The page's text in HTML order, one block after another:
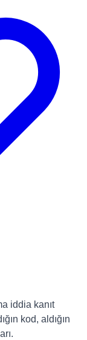
iddia kanıt
kod, aldığın